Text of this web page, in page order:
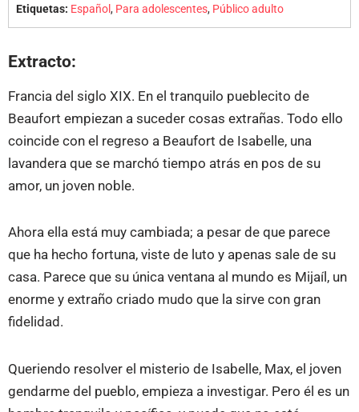
Etiquetas: Español, Para adolescentes, Público adulto
Extracto:
Francia del siglo XIX. En el tranquilo pueblecito de
Beaufort empiezan a suceder cosas extrañas. Todo ello
coincide con el regreso a Beaufort de Isabelle, una
lavandera que se marchó tiempo atrás en pos de su
amor, un joven noble.
Ahora ella está muy cambiada; a pesar de que parece
que ha hecho fortuna, viste de luto y apenas sale de su
casa. Parece que su única ventana al mundo es Mijaíl, un
enorme y extraño criado mudo que la sirve con gran
fidelidad.
Queriendo resolver el misterio de Isabelle, Max, el joven
gendarme del pueblo, empieza a investigar. Pero él es un